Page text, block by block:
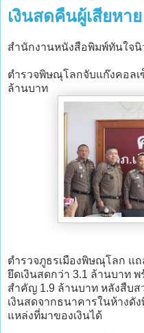
เงินสดคืนผู้เสียหา
สำนักงานหนังสือพิมพ์ทันใจนิ
ตำรวจพิษณุโลกจับแก๊งคอลเ
ล้านบาท
ตำรวจภูธรเมืองพิษณุโลก แ
ยึดเงินสดกว่า 3.1 ล้านบาท
สำคัญ 1.9 ล้านบาท หลังสืบ
เงินสดจากธนาคารในห้างดั
แหล่งที่มาของเงินได้